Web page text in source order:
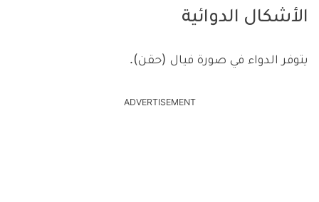
الأشكال الدوائية
يتوفر الدواء في صورة فيال (حقن).
ADVERTISEMENT